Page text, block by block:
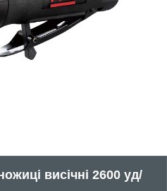
висічні 2600 уд/